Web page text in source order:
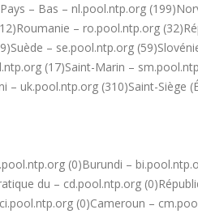
– Bas – nl.pool.ntp.org
– ro.pool.ntp.org
– se.pool.ntp.org
(17)Saint-Marin –
– uk.pool.ntp.org (310)Saint-Siège
(0)Burundi –
du – cd.pool.ntp.org
(0)Cameroun –